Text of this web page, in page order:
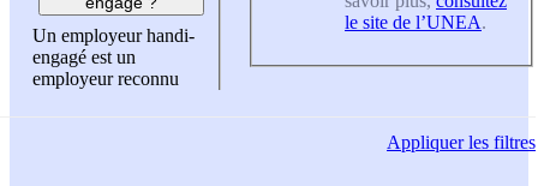
Un employeur handi-
engagé est un
employeur reconnu
le site de l’UNEA.
Appliquerles filtres